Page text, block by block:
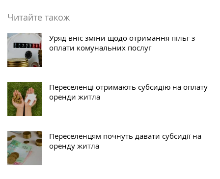
Читайте також
Уряд вніс зміни щодо отримання пільг з
оплати комунальних послуг
Переселенці отримають субсидію на оплату
оренди житла
Переселенцям почнуть давати субсидії на
оренду житла